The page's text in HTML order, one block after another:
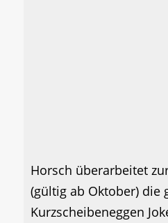
Horsch überarbeitet
(gültig ab Oktober) die
Kurzscheibeneggen